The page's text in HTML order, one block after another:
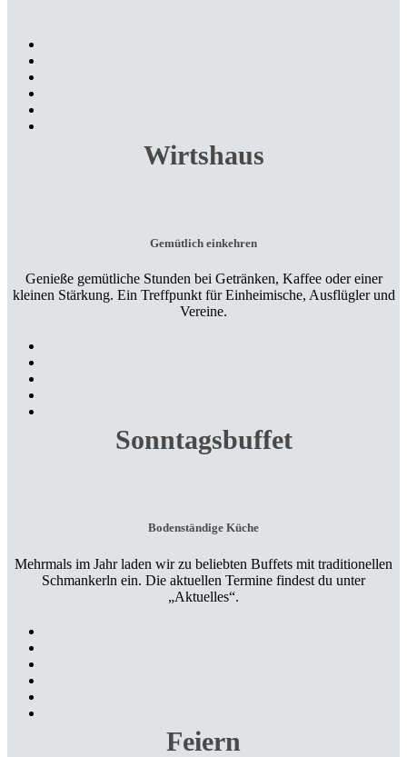
Wirtshaus
Gemütlich einkehren
Genieße gemütliche Stunden bei Getränken, Kaffee oder einer
kleinen Stärkung. Ein Treffpunkt für Einheimische, Ausflügler und
Vereine.
Sonntagsbuffet
Bodenständige Küche
Mehrmals im Jahr laden wir zu beliebten Buffets mit traditionellen
Schmankerln ein. Die aktuellen Termine findest du unter
„Aktuelles“.
Feiern